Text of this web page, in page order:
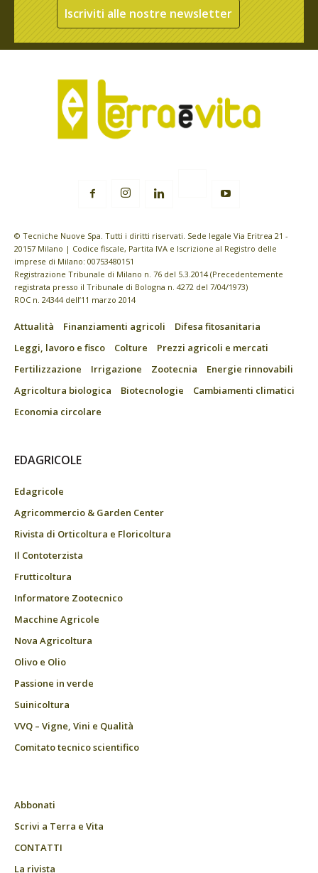
Iscriviti alle nostre newsletter
© Tecniche Nuove Spa. Tutti i diritti riservati. Sede legale Via Eritrea 21 -
20157 Milano | Codice fiscale, Partita IVA e Iscrizione al Registro delle
imprese di Milano: 00753480151
Registrazione Tribunale di Milano n. 76 del 5.3.2014 (Precedentemente
registrata presso il Tribunale di Bologna n. 4272 del 7/04/1973)
ROC n. 24344 dell’11 marzo 2014
Attualità Finanziamenti agricoli
Difesa fitosanitaria
Leggi, lavoro e fisco
Colture
Prezzi agricoli e mercati
Fertilizzazione
Irrigazione Zootecnia
Energie rinnovabili
Agricoltura biologica
Biotecnologie
Cambiamenti climatici
Economia circolare
EDAGRICOLE
Edagricole
Agricommercio & Garden Center
Rivista di Orticoltura e Floricoltura
Il Contoterzista
Frutticoltura
Informatore Zootecnico
Macchine Agricole
Nova Agricoltura
Olivo e Olio
Passione in verde
Suinicoltura
VVQ – Vigne, Vini e Qualità
Comitato tecnico scientifico
Abbonati
Scrivi a Terra e Vita
CONTATTI
La rivista